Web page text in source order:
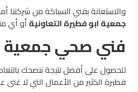
والاستعانة بفني السباكة من شركتنا
جمعية ابو فطيرة التعاونية أو أي
فني صحي جمعية
للحصول على أفضل نتيجة ننصحك
فطيرة الكثير من الأعمال التي لا